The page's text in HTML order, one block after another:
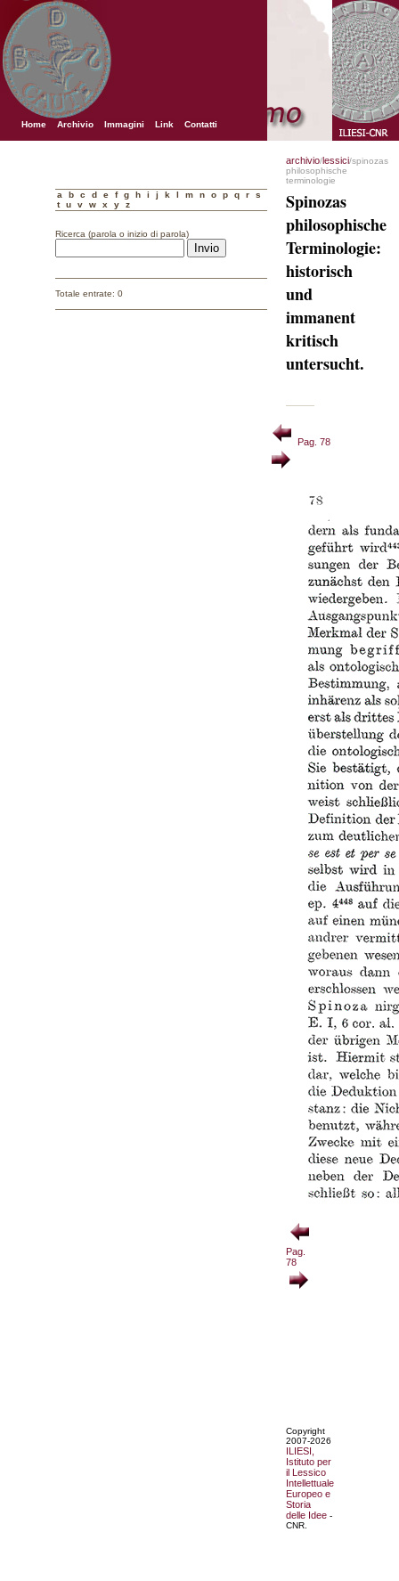
Home Archivio Immagini Link Contatti
a b c d e f g h i j k l m n o p q r
s
t
u v w x y z
Ricerca (parola o inizio di parola)
Totale entrate: 0
archivio/lessici/spinozas
philosophische
terminologie
Spinozas
philosophische
Terminologie:
historisch
und
immanent
kritisch
untersucht.
Pag. 78
Pag.
78
Copyright
2007-2026
ILIESI,
Istituto per
il Lessico
Intellettuale
Europeo e
Storia
delle Idee -
CNR.